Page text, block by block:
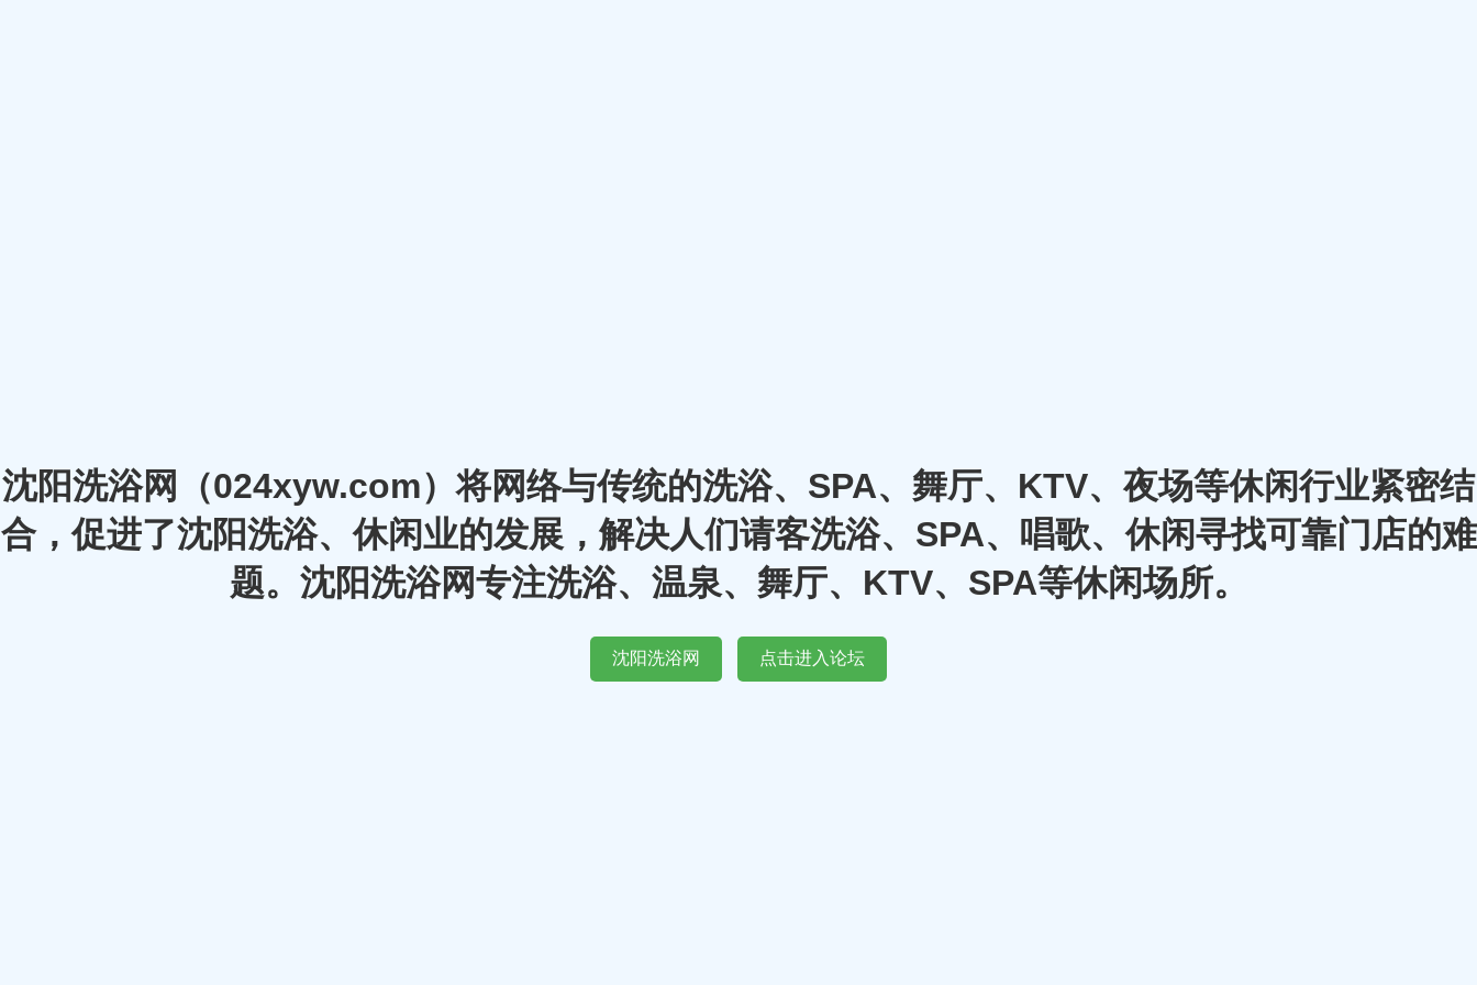
沈阳洗浴网（024xyw.com）将网络与传统的洗浴、SPA、舞厅、KTV、夜场等休闲行业紧密结
合，促进了沈阳洗浴、休闲业的发展，解决人们请客洗浴、SPA、唱歌、休闲寻找可靠门店的难
题。沈阳洗浴网专注洗浴、温泉、舞厅、KTV、SPA等休闲场所。
沈阳洗浴网 点击进入论坛